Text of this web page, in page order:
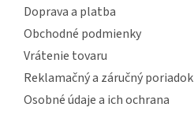
Doprava a platba
Obchodné podmienky
Vrátenie tovaru
Reklamačný a záručný poriadok
Osobné údaje a ich ochrana